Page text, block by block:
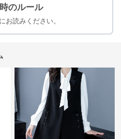
のルール
お読みください。